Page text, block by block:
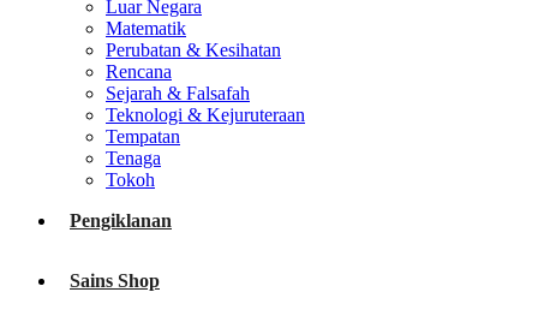
Luar Negara
Matematik
Perubatan & Kesihatan
Rencana
Sejarah & Falsafah
Teknologi & Kejuruteraan
Tempatan
Tenaga
Tokoh
Pengiklanan
Sains Shop